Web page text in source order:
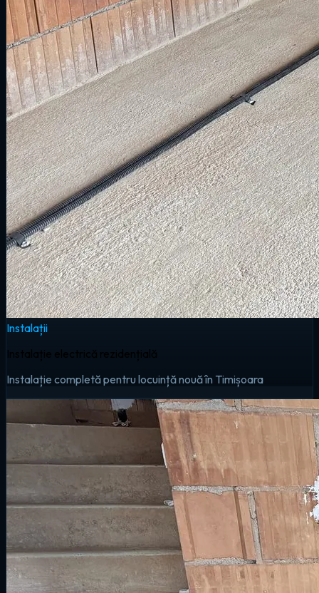
Instalații
Instalație electrică rezidențială
Instalație completă pentru locuință nouă în Timișoara